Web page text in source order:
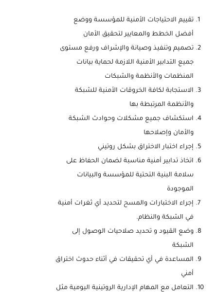
تقييم الاحتياجات الأمنية للمؤسسة ووضع
أفضل الخطط والمعايير لتحقيق الأمان
تصميم وتنفيذ وصيانة والإشراف ورفع مستوى
جميع التدابير الأمنية اللازمة لحماية بيانات
المنظمات والأنظمة والشبكات
الاستجابة لكافة الخروقات الأمنية للشبكة
والأنظمة المرتبطة بها
استكشاف جميع مشكلات وحوادث الشبكة
والأمان وإصلاحها
إجراء اختبار الاختراق بشكل روتيني
اتخاذ تدابير أمنية مناسبة لضمان الحفاظ على
سلامة البنية التحتية للمؤسسة والبيانات
الموجودة
إجراء الاختبارات والمسح لتحديد أي ثغرات أمنية
في الشبكة والنظام.
وضع القيود و تحديد صلاحيات الوصول إلى
الشبكة
المساعدة في أي تحقيقات في أثناء حدوث اختراق
أمني
التعامل مع المهام الإدارية الروتينية اليومية مثل